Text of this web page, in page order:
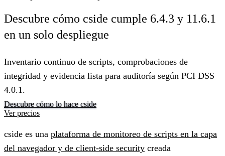
Descubre cómo cside cumple 6.4.3 y 11.6.1
en un solo despliegue
Inventario continuo de scripts, comprobaciones de
integridad y evidencia lista para auditoría según PCI DSS
4.0.1.
Descubre cómo lo hace cside
Ver precios
cside es una plataforma de monitoreo de scripts en la capa
del navegador y de client-side security creada